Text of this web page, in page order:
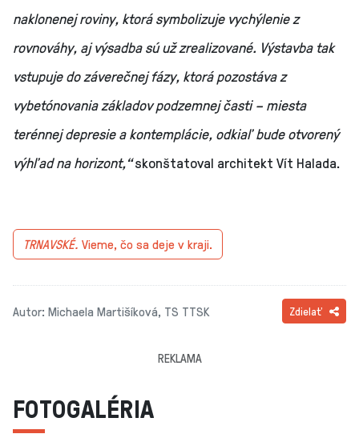
naklonenej roviny, ktorá symbolizuje vychýlenie z
rovnováhy, aj výsadba sú už zrealizované. Výstavba tak
vstupuje do záverečnej fázy, ktorá pozostáva z
vybetónovania základov podzemnej časti – miesta
terénnej depresie a kontemplácie, odkiaľ bude otvorený
výhľad na horizont,“skonštatoval architekt Vít Halada.
TRNAVSKÉ. Vieme, čo sa deje v kraji.
Autor: Michaela Martišíková, TS TTSK Zdielať
REKLAMA
FOTOGALÉRIA